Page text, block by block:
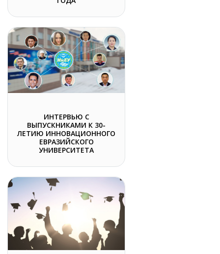
ИНТЕРВЬЮ С
ВЫПУСКНИКАМИ К 30-
ЛЕТИЮ ИННОВАЦИОННОГО
ЕВРАЗИЙСКОГО
УНИВЕРСИТЕТА